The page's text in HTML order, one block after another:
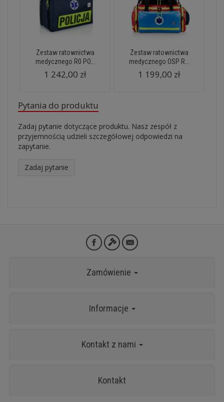
Zestaw ratownictwa
medycznego R0 PO...
1 242,00 zł
Zestaw ratownictwa
medycznego OSP R...
1 199,00 zł
Pytania do produktu
Zadaj pytanie dotyczące produktu. Nasz zespół z
przyjemnością udzieli szczegółowej odpowiedzi na
zapytanie.
Zadaj pytanie
Zamówienie
Informacje
Kontakt z nami
Kontakt